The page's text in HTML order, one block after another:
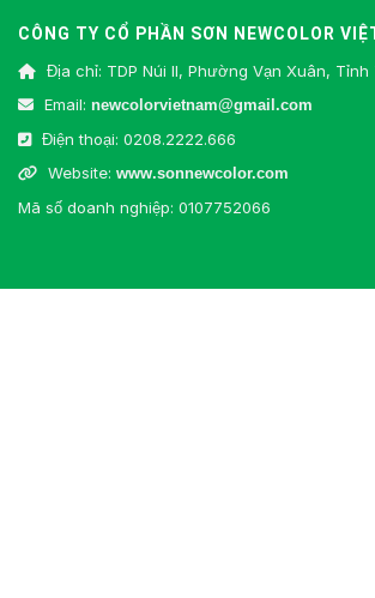
CÔNG TY CỔ PHẦN SƠN NEWCOLOR
Địa chỉ: TDP Núi II, Phường Vạn Xuân, Tỉnh
Email: newcolorvietnam@gmail.com
Điện thoại: 0208.2222.666
Website: www.sonnewcolor.com
Mã số doanh nghiệp: 0107752066